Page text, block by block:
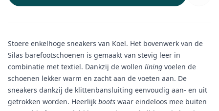
Stoere enkelhoge sneakers van Koel. Het bovenwerk van de
Silas barefootschoenen is gemaakt van stevig leer in
combinatie met textiel. Dankzij de wollen lining voelen de
schoenen lekker warm en zacht aan de voeten aan. De
sneakers dankzij de klittenbansluiting eenvoudig aan- en uit
getrokken worden. Heerlijk boots waar eindeloos mee buiten